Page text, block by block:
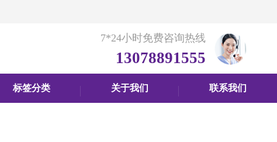
7*24小时免费咨询热线
13078891555
标签分类 关于我们 联系我们